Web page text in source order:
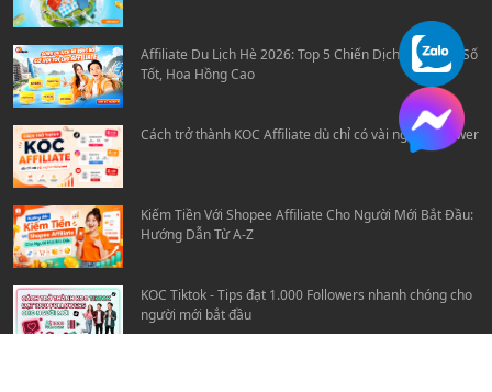
Affiliate Du Lịch Hè 2026: Top 5 Chiến Dịch Travel Ra Số
Tốt, Hoa Hồng Cao
Cách trở thành KOC Affiliate dù chỉ có vài nghìn follower
Kiếm Tiền Với Shopee Affiliate Cho Người Mới Bắt Đầu:
Hướng Dẫn Từ A-Z
KOC Tiktok - Tips đạt 1.000 Followers nhanh chóng cho
người mới bắt đầu